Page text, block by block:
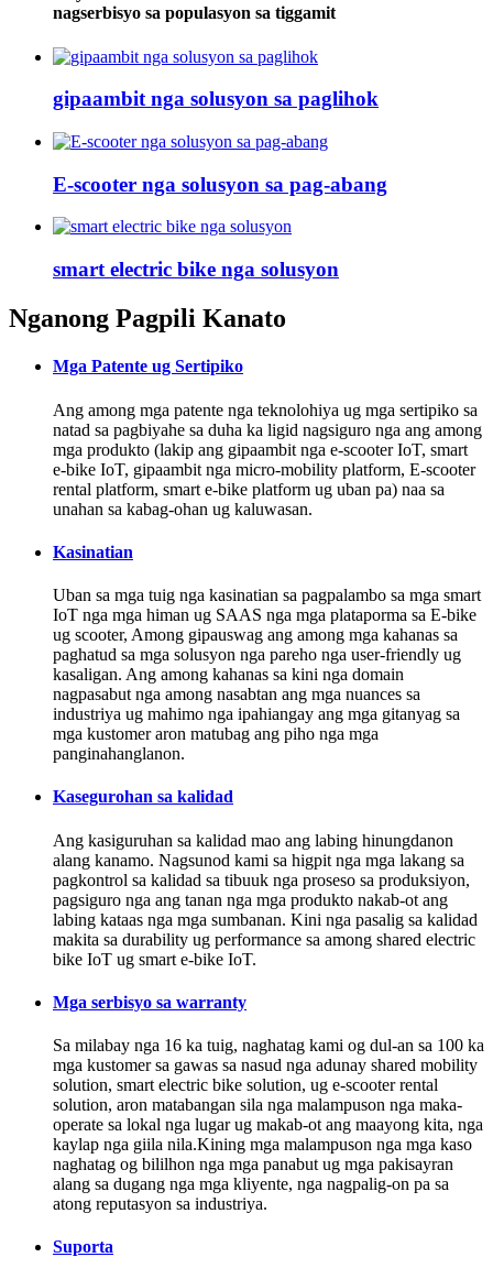
nagserbisyo sa populasyon sa tiggamit
gipaambit nga solusyon sa paglihok
E-scooter nga solusyon sa pag-abang
smart electric bike nga solusyon
Nganong Pagpili Kanato
Mga Patente ug Sertipiko
Ang among mga patente nga teknolohiya ug mga sertipiko sa
natad sa pagbiyahe sa duha ka ligid nagsiguro nga ang among
mga produkto (lakip ang gipaambit nga e-scooter IoT, smart
e-bike IoT, gipaambit nga micro-mobility platform, E-scooter
rental platform, smart e-bike platform ug uban pa) naa sa
unahan sa kabag-ohan ug kaluwasan.
Kasinatian
Uban sa mga tuig nga kasinatian sa pagpalambo sa mga smart
IoT nga mga himan ug SAAS nga mga plataporma sa E-bike
ug scooter, Among gipauswag ang among mga kahanas sa
paghatud sa mga solusyon nga pareho nga user-friendly ug
kasaligan. Ang among kahanas sa kini nga domain
nagpasabut nga among nasabtan ang mga nuances sa
industriya ug mahimo nga ipahiangay ang mga gitanyag sa
mga kustomer aron matubag ang piho nga mga
panginahanglanon.
Kasegurohan sa kalidad
Ang kasiguruhan sa kalidad mao ang labing hinungdanon
alang kanamo. Nagsunod kami sa higpit nga mga lakang sa
pagkontrol sa kalidad sa tibuuk nga proseso sa produksiyon,
pagsiguro nga ang tanan nga mga produkto nakab-ot ang
labing kataas nga mga sumbanan. Kini nga pasalig sa kalidad
makita sa durability ug performance sa among shared electric
bike IoT ug smart e-bike IoT.
Mga serbisyo sa warranty
Sa milabay nga 16 ka tuig, naghatag kami og dul-an sa 100 ka
mga kustomer sa gawas sa nasud nga adunay shared mobility
solution, smart electric bike solution, ug e-scooter rental
solution, aron matabangan sila nga malampuson nga maka-
operate sa lokal nga lugar ug makab-ot ang maayong kita, nga
kaylap nga giila nila.Kining mga malampuson nga mga kaso
naghatag og bililhon nga mga panabut ug mga pakisayran
alang sa dugang nga mga kliyente, nga nagpalig-on pa sa
atong reputasyon sa industriya.
Suporta